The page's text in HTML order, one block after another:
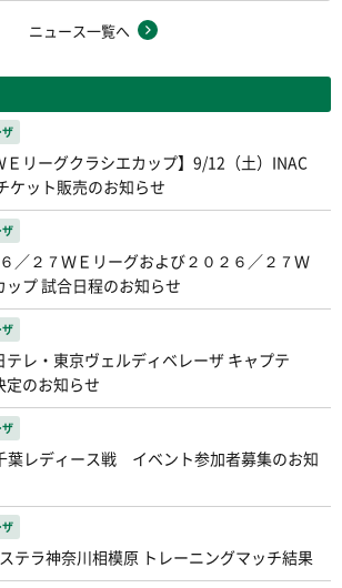
ニュース一覧へ
Ｅリーグクラシエカップ】9/12（土）INAC
ケット販売のお知らせ
／２７ＷＥリーグおよび２０２６／２７Ｗ
ップ 試合日程のお知らせ
レ・東京ヴェルディベレーザ キャプテ
定のお知らせ
葉レディース戦 イベント参加者募集のお知
テラ神奈川相模原 トレーニングマッチ結果